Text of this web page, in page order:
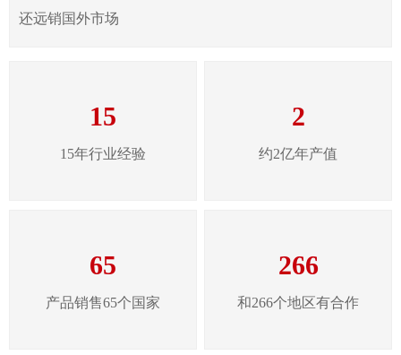
还远销国外市场
15
15年行业经验
2
约2亿年产值
65
产品销售65个国家
266
和266个地区有合作